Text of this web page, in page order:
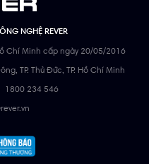
NGHỆ REVER
Chí Minh cấp ngày 20/05/2016
TP. Thủ Đức, TP. Hồ Chí Minh
1800 234 546